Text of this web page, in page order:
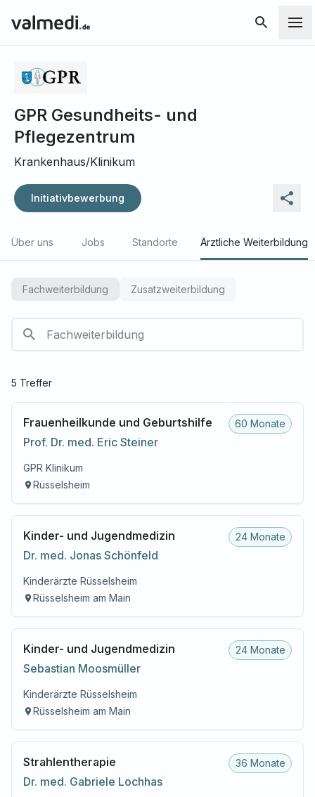
GPR Gesundheits- und
Pflegezentrum
Krankenhaus/Klinikum
Initiativbewerbung
Über uns Jobs Standorte Ärztliche Weiterbildung
Fachweiterbildung Zusatzweiterbildung
5 Treffer
Frauenheilkunde und Geburtshilfe
Prof. Dr. med. Eric Steiner
60 Monate
GPR Klinikum
Rüsselsheim
Kinder- und Jugendmedizin
Dr. med. Jonas Schönfeld
24 Monate
Kinderärzte Rüsselsheim
Rüsselsheim am Main
Kinder- und Jugendmedizin
Sebastian Moosmüller
24 Monate
Kinderärzte Rüsselsheim
Rüsselsheim am Main
Strahlentherapie
Dr. med. Gabriele Lochhas
36 Monate